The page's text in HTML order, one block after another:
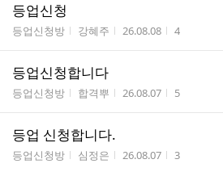
등업신청
게시판명
등업신청방 작성자
강혜주 작성시간
26.08.08 조회수
4
등업신청합니다
게시판명
등업신청방 작성자
합격뿌 작성시간
26.08.07 조회수
5
등업 신청합니다.
게시판명
등업신청방 작성자
심정은 작성시간
26.08.07 조회수
3